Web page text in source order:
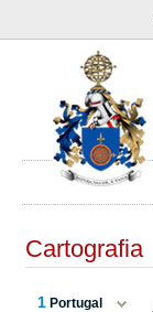
Cartografia
1 Portugal